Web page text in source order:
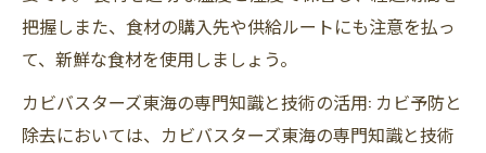
把握しまた、食材の購入先や供給ルートにも注意を払っ
て、新鮮な食材を使用しましょう。
カビバスターズ東海の専門知識と技術の活用: カビ予防と
除去においては、カビバスターズ東海の専門知識と技術